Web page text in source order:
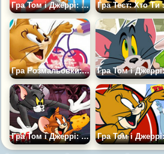
Гра Том і Джеррі: Музичні Сходинки
Гра Розмальовки: Яскраве Літо з Томом і Джеррі
Гра Том і Джеррі: Біганина по Болоту